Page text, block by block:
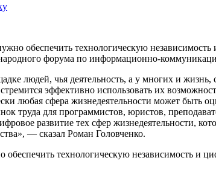
обеспечить технологическую
форума по информационно-
людей, чья деятельность, а у многих и
стремится эффективно использовать их
любая сфера жизнедеятельности может
труда для программистов, юристов,
развитие тех сфер жизнедеятельности,
— сказал Роман Головченко.